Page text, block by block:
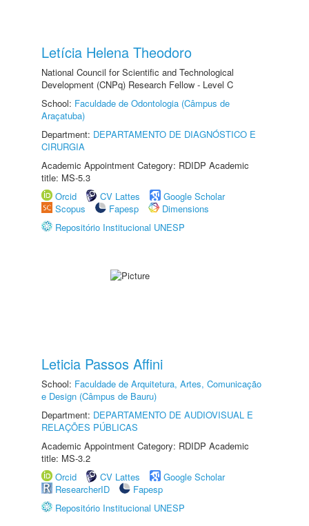
Letícia Helena Theodoro
National Council for Scientific and Technological
Development (CNPq) Research Fellow - Level C
School: Faculdade de Odontologia (Câmpus de
Araçatuba)
Department: DEPARTAMENTO DE DIAGNÓSTICO E
CIRURGIA
Academic Appointment Category: RDIDP Academic
title: MS-5.3
Orcid
CV Lattes
Google Scholar
Scopus
Fapesp
Dimensions
Repositório Institucional UNESP
Leticia Passos Affini
School: Faculdade de Arquitetura, Artes, Comunicação
e Design (Câmpus de Bauru)
Department: DEPARTAMENTO DE AUDIOVISUAL E
RELAÇÕES PÚBLICAS
Academic Appointment Category: RDIDP Academic
title: MS-3.2
Orcid
CV Lattes
Google Scholar
ResearcherID
Fapesp
Repositório Institucional UNESP